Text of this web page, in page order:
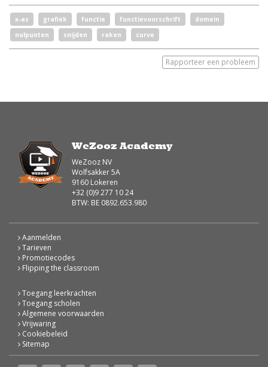
x-as grafiek functie functievoorschrift
domein
nulpunten
snijden raken curve
Rapporteer een probleem
WeZooz Academy
WeZooz NV
Wolfsakker 5A
9160 Lokeren
+32 (0)9 277 10 24
BTW: BE 0892.653.980
Aanmelden
Tarieven
Promotiecodes
Flipping the classroom
Toegang leerkrachten
Toegang scholen
Algemene voorwaarden
Vrijwaring
Cookiebeleid
Sitemap